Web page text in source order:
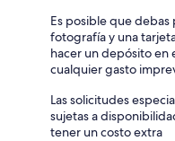
Es posible que
fotografía y una
hacer un depósito en
cualquier gasto
Las solicitudes
sujetas a
tener un costo extra